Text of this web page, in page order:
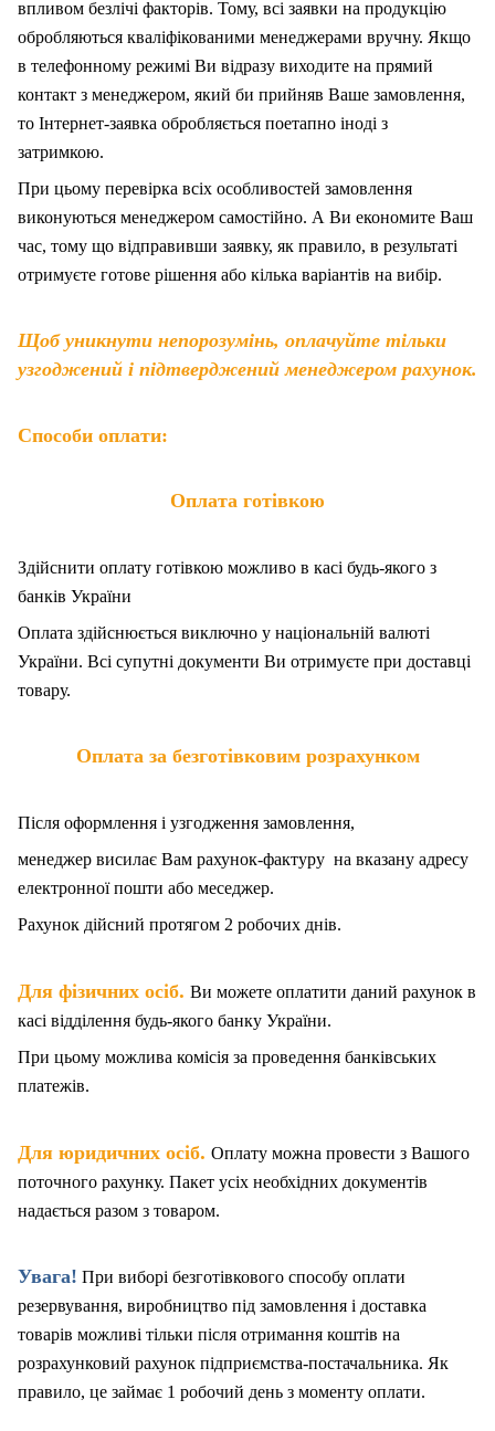
впливом безлічі факторів. Тому, всі заявки на продукцію
обробляються кваліфікованими менеджерами вручну. Якщо
в телефонному режимі Ви відразу виходите на прямий
контакт з менеджером, який би прийняв Ваше замовлення,
то Інтернет-заявка обробляється поетапно іноді з
затримкою.
При цьому перевірка всіх особливостей замовлення
виконуються менеджером самостійно. А Ви економите Ваш
час, тому що відправивши заявку, як правило, в результаті
отримуєте готове рішення або кілька варіантів на вибір.
Щоб уникнути непорозумінь, оплачуйте тільки
узгоджений і підтверджений менеджером рахунок.
Способи оплати:
Оплата готівкою
Здійснити оплату готівкою можливо в касі будь-якого з
банків України
Оплата здійснюється виключно у національній валюті
України. Всі супутні документи Ви отримуєте при доставці
товару.
Оплата за безготівковим розрахунком
Після оформлення і узгодження замовлення,
менеджер висилає Вам рахунок-фактуру на вказану адресу
електронної пошти або меседжер.
Рахунок дійсний протягом 2 робочих днів.
Для фізичних осіб. Ви можете оплатити даний рахунок в
касі відділення будь-якого банку України.
При цьому можлива комісія за проведення банківських
платежів.
Для юридичних осіб. Оплату можна провести з Вашого
поточного рахунку. Пакет усіх необхідних документів
надається разом з товаром.
Увага! При виборі безготівкового способу оплати
резервування, виробництво під замовлення і доставка
товарів можливі тільки після отримання коштів на
розрахунковий рахунок підприємства-постачальника. Як
правило, це займає 1 робочий день з моменту оплати.